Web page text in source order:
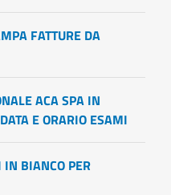
FATTURE DA
ACA SPA IN
E ORARIO ESAMI
BIANCO PER